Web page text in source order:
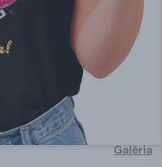
Galéria